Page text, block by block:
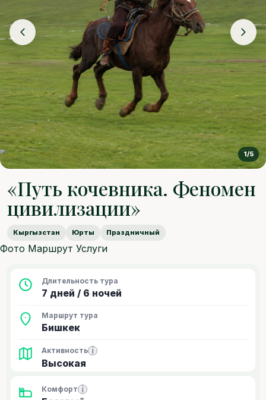
«Путь кочевника. Феномен
цивилизации»
Кыргызстан Юрты Праздничный
1/5
Фото Маршрут Услуги
Длительность тура
7 дней / 6 ночей
Маршрут тура
Бишкек
Активность i
Высокая
Комфорт i